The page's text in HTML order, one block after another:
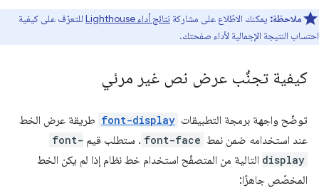
ملاحظة: يمكنك الاطّلاع على مشاركة نتائج أداء Lighthouse
للتعرّف على كيفية
احتساب النتيجة الإجمالية لأداء صفحتك.
كيفية تجنُّب عرض نص غير مرئي
توضّح واجهة برمجة التطبيقات font-display طريقة عرض الخط
عند استخدامه ضمن نمط font-face . ستطلب قيم font-
display التالية من المتصفّح استخدام خط نظام إذا لم يكن الخط
المخصّص جاهزًا: